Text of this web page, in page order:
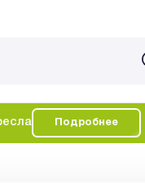
Подробнее